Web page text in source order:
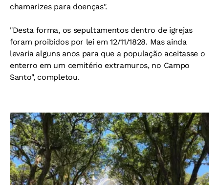
chamarizes para doenças".
"Desta forma, os sepultamentos dentro de igrejas
foram proibidos por lei em 12/11/1828. Mas ainda
levaria alguns anos para que a população aceitasse o
enterro em um cemitério extramuros, no Campo
Santo", completou.